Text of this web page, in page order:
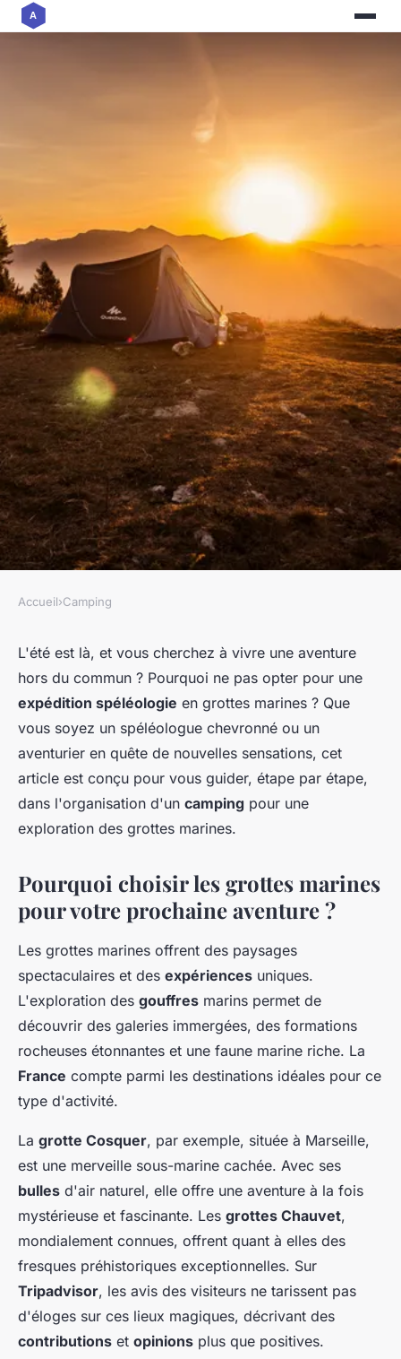
CAMPING
Comment organiser un
camping pour une expédition
de spéléologie en grottes
marines?
Youssef•24 juin 2024•5 min de lecture
Accueil›Camping
L'été est là, et vous cherchez à vivre une aventure
hors du commun ? Pourquoi ne pas opter pour une
expédition spéléologie en grottes marines ? Que
vous soyez un spéléologue chevronné ou un
aventurier en quête de nouvelles sensations, cet
article est conçu pour vous guider, étape par étape,
dans l'organisation d'un camping pour une
exploration des grottes marines.
Pourquoi choisir les grottes marines
pour votre prochaine aventure ?
Les grottes marines offrent des paysages
spectaculaires et des expériences uniques.
L'exploration des gouffres marins permet de
découvrir des galeries immergées, des formations
rocheuses étonnantes et une faune marine riche. La
France compte parmi les destinations idéales pour ce
type d'activité.
La grotte Cosquer, par exemple, située à Marseille,
est une merveille sous-marine cachée. Avec ses
bulles d'air naturel, elle offre une aventure à la fois
mystérieuse et fascinante. Les grottes Chauvet,
mondialement connues, offrent quant à elles des
fresques préhistoriques exceptionnelles. Sur
Tripadvisor, les avis des visiteurs ne tarissent pas
d'éloges sur ces lieux magiques, décrivant des
contributions et opinions plus que positives.